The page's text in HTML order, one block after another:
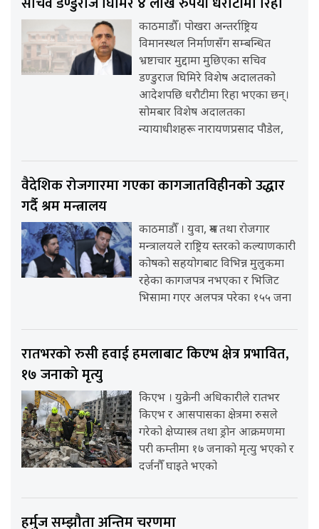
काठमाडौँ। पोखरा अन्तर्राष्ट्रिय
विमानस्थल निर्माणसँग सम्बन्धित
भ्रष्टाचार मुद्दामा मुछिएका सचिव
डण्डुराज घिमिरे विशेष अदालतको
आदेशपछि धरौटीमा रिहा भएका छन्।
सोमबार विशेष अदालतका
न्यायाधीशहरू नारायणप्रसाद पौडेल,
वैदेशिक रोजगारमा गएका कागजातविहीनको उद्धार
गर्दै श्रम मन्त्रालय
काठमाडौँ । युवा, श्रम तथा रोजगार
मन्त्रालयले राष्ट्रिय स्तरको कल्याणकारी
कोषको सहयोगबाट विभिन्न मुलुकमा
रहेका कागजपत्र नभएका र भिजिट
भिसामा गएर अलपत्र परेका १५५ जना
रातभरको रुसी हवाई हमलाबाट किएभ क्षेत्र प्रभावित,
१७ जनाको मृत्यु
किएभ । युक्रेनी अधिकारीले रातभर
किएभ र आसपासका क्षेत्रमा रुसले
गरेको क्षेप्यास्त्र तथा ड्रोन आक्रमणमा
परी कम्तीमा १७ जनाको मृत्यु भएको र
दर्जनौँ घाइते भएको
हर्मुज सम्झौता अन्तिम चरणमा